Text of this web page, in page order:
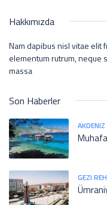
Hakkımızda
Nam dapibus nisl vitae elit
elementum rutrum, neque
massa
Son Haberler
AKDENIZ
GEZI